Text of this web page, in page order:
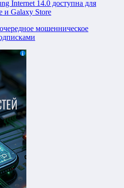
Internet 14.0 доступна для
и Galaxy Store
мошенническое